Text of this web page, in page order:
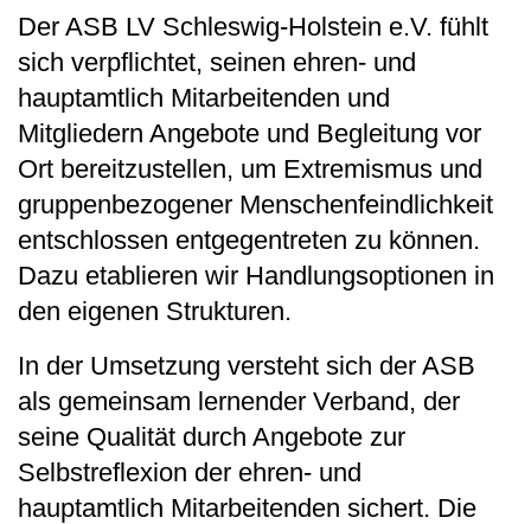
Der ASB LV Schleswig-Holstein e.V. fühlt
sich verpflichtet, seinen ehren- und
hauptamtlich Mitarbeitenden und
Mitgliedern Angebote und Begleitung vor
Ort bereitzustellen, um Extremismus und
gruppenbezogener Menschenfeindlichkeit
entschlossen entgegentreten zu können.
Dazu etablieren wir Handlungsoptionen in
den eigenen Strukturen.
In der Umsetzung versteht sich der ASB
als gemeinsam lernender Verband, der
seine Qualität durch Angebote zur
Selbstreflexion der ehren- und
hauptamtlich Mitarbeitenden sichert. Die